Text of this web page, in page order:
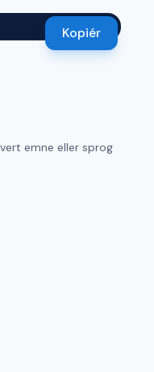
Kopiér
emne eller sprog